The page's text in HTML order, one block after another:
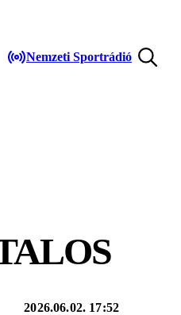
Nemzeti Sportrádió
2026.06.02. 17:52